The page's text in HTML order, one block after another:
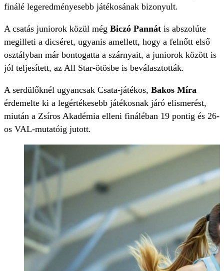
finálé legeredményesebb játékosának bizonyult.
A csatás juniorok közül még Biczó Pannát is abszolúte
megilleti a dicséret, ugyanis amellett, hogy a felnőtt első
osztályban már bontogatta a szárnyait, a juniorok között is
jól teljesített, az All Star-ötösbe is beválasztották.
A serdülőknél ugyancsak Csata-játékos, Bakos Míra
érdemelte ki a legértékesebb játékosnak járó elismerést,
miután a Zsíros Akadémia elleni fináléban 19 pontig és 26-
os VAL-mutatóig jutott.